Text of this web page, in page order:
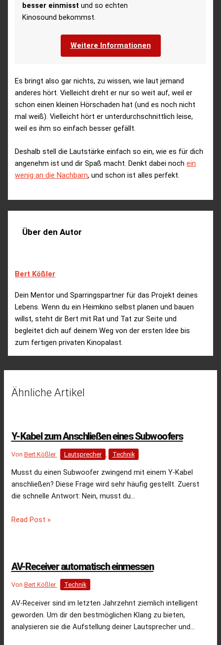
besser einmisst und so echten
Kinosound bekommst.
Weitere Informationen
Es bringt also gar nichts, zu wissen, wie laut jemand
anderes hört. Vielleicht dreht er nur so weit auf, weil er
schon einen kleinen Hörschaden hat (und es noch nicht
mal weiß). Vielleicht hört er unterdurchschnittlich leise,
weil es ihm so einfach besser gefällt.
Deshalb stell die Lautstärke einfach so ein, wie es für dich
angenehm ist und dir Spaß macht. Denkt dabei nochein
wenig an die Nachbarn, und schon ist alles perfekt.
Über den Autor
Bert Kößler
Dein Mentor und Sparringspartner für das Projekt deines
Lebens. Wenn du ein Heimkino selbst planen und bauen
willst, steht dir Bert mit Rat und Tat zur Seite und
begleitet dich auf deinem Weg von der ersten Idee bis
zum fertigen privaten Kinopalast.
Ähnliche Artikel
Y-Kabel zum Anschließen eines Subwoofers
Von Bert Kößler Lautsprecher Technik
Musst du einen Subwoofer zwingend mit einem Y-Kabel
anschließen? Diese Frage wird sehr häufig gestellt. Zuerst
die schnelle Antwort: Nein, musst du…
Read Post »
AV-Receiver automatisch einmessen
Von Bert Kößler Technik
AV-Receiver sind im letzten Jahrzehnt ziemlich intelligent
geworden. Um dir den bestmöglichen Klang zu bieten,
analysieren sie die Aufstellung deiner Lautsprecher und…